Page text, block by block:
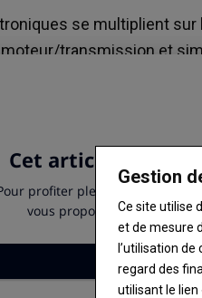
se multiplient
transmission et
des chantiers et
Gestion
Ce site utilise
et de mesure
l’utilisation
regard des
utilisant le lien